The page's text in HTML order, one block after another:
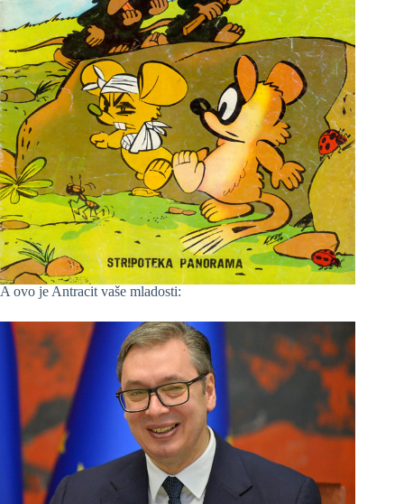
A ovo je Antracit vaše mladosti: